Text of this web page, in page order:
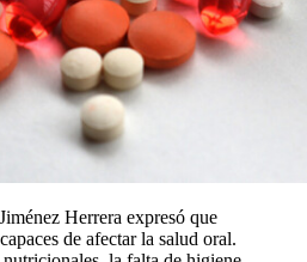
Herrera expresó que
de afectar la salud oral.